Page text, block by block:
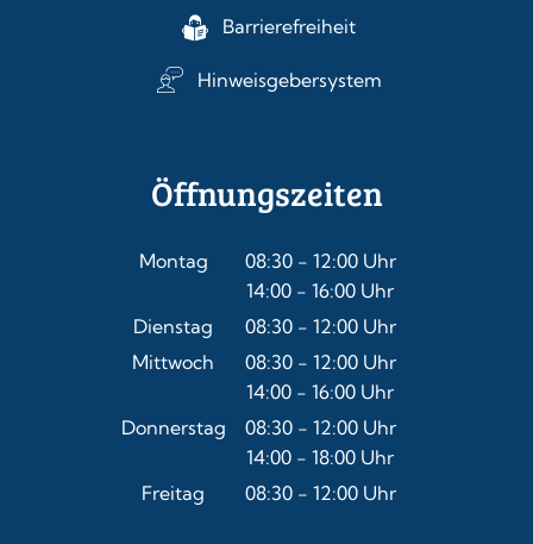
Barrierefreiheit
Hinweisgebersystem
Öffnungszeiten
Montag 08:30- 12:00Uhr
Von 08:30 bis 12:00 Uhr
14:00 - 16:00 Uhr
Von 14:00 bis 16:00 Uhr
Dienstag 08:30- 12:00Uhr
Von 08:30 bis 12:00 Uhr
Mittwoch 08:30- 12:00Uhr
Von 08:30 bis 12:00 Uhr
14:00 - 16:00 Uhr
Von 14:00 bis 16:00 Uhr
Donnerstag 08:30- 12:00Uhr
Von 08:30 bis 12:00 Uhr
14:00 - 18:00 Uhr
Von 14:00 bis 18:00 Uhr
Freitag 08:30- 12:00Uhr